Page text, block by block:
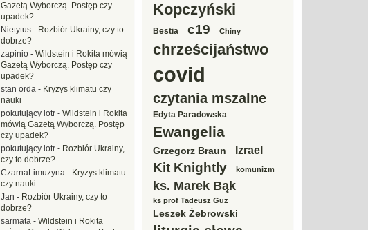
Kopczyński
Bestia c19 Chiny
chrześcijaństwo
covid
czytania mszalne
Edyta Paradowska
Ewangelia
Grzegorz Braun Izrael
Kit Knightly komunizm
ks. Marek Bąk
ks prof Tadeusz Guz
Leszek Żebrowski
Gazetą Wyborczą. Postęp czy
upadek?
Nietytus - Rozbiór Ukrainy, czy to
dobrze?
zapinio - Wildstein i Rokita mówią
Gazetą Wyborczą. Postęp czy
upadek?
stan orda - Kryzys klimatu czy
nauki
pokutujący łotr - Wildstein i Rokita
mówią Gazetą Wyborczą. Postęp
czy upadek?
pokutujący łotr - Rozbiór Ukrainy,
czy to dobrze?
CzarnaLimuzyna - Kryzys klimatu
czy nauki
Jan - Rozbiór Ukrainy, czy to
dobrze?
sarmata - Wildstein i Rokita